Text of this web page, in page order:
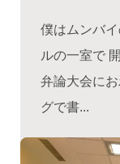
僕はムンバ
ルの一室で
弁論大会に
グで書...